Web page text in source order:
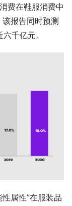
费在鞋服消费中
报告同时预测
千亿元。
属性”在服装品